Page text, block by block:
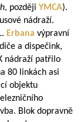
, později YMCA).
nádraží.
Erbana výpravní
a dispečink,
nádraží patřilo
80 linkách asi
objektu
Blok dopravně